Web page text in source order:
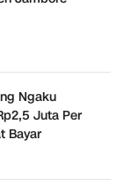
Ngaku
Juta Per
Bayar